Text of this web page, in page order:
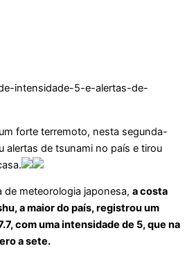
forte terremoto, nesta segunda-
alertas de tsunami no país e tirou
de meteorologia japonesa, a costa
a maior do país, registrou um
com uma intensidade de 5, que na
a sete.